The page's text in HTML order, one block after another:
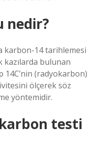
nedir?
karbon-14 tarihlemesi
kazılarda bulunan
(radyokarbon)
ölçerek söz
yöntemidir.
testi